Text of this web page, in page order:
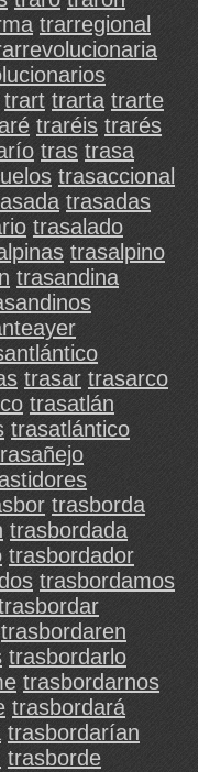
trarregional
trart trarta trarte
traréis trarés
tras trasa
trasaccional
trasadas
trasalado
trasalpino
trasandina
trasar trasarco
trasatlán
trasatlántico
trasborda
trasbordada
trasbordador
trasbordamos
trasbordaren
trasbordarlo
trasbordarnos
trasbordará
trasbordarían
trasborde